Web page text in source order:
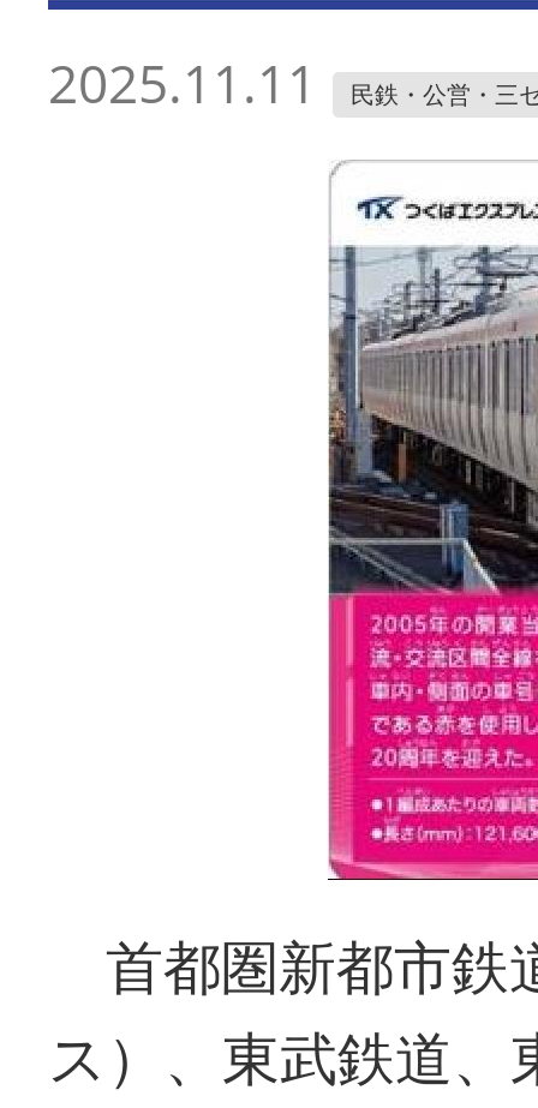
2025.11.11 民鉄・公営・三
首都圏新都市鉄
ス）、東武鉄道